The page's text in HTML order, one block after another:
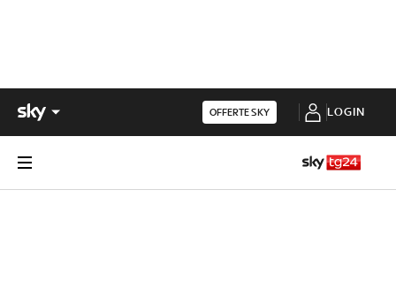
OFFERTE SKY LOGIN